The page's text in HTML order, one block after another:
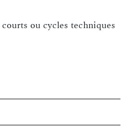
ou cycles techniques